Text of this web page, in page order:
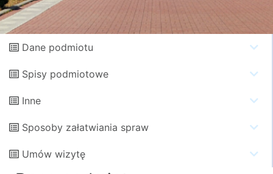
Dane podmiotu
Spisy podmiotowe
Inne
Sposoby załatwiania spraw
Umów wizytę